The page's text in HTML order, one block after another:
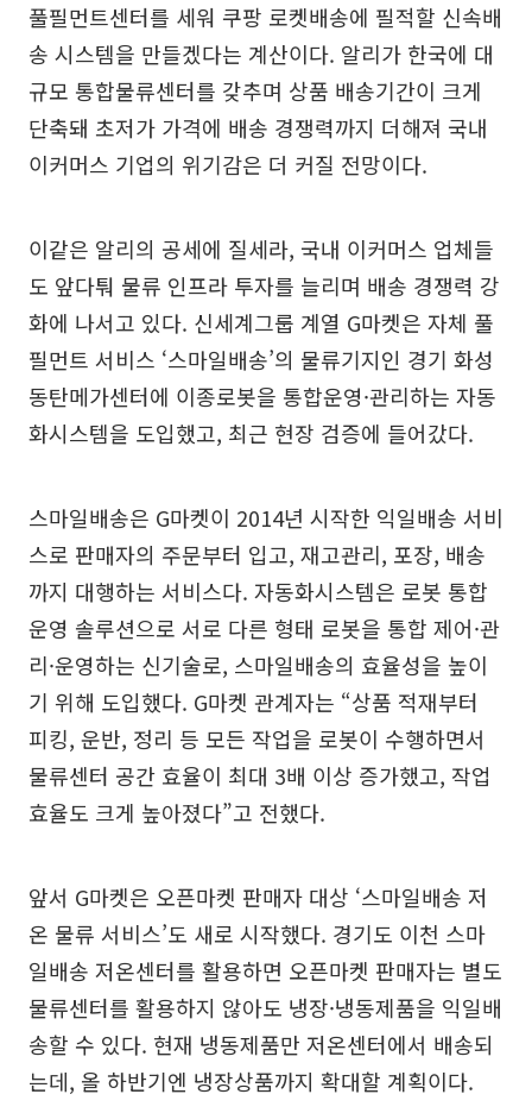
풀필먼트센터를 세워 쿠팡 로켓배송에 필적할 신속배
송 시스템을 만들겠다는 계산이다. 알리가 한국에 대
규모 통합물류센터를 갖추며 상품 배송기간이 크게
단축돼 초저가 가격에 배송 경쟁력까지 더해져 국내
이커머스 기업의 위기감은 더 커질 전망이다.
이같은 알리의 공세에 질세라, 국내 이커머스 업체들
도 앞다퉈 물류 인프라 투자를 늘리며 배송 경쟁력 강
화에 나서고 있다. 신세계그룹 계열 G마켓은 자체 풀
필먼트 서비스 ‘스마일배송’의 물류기지인 경기 화성
동탄메가센터에 이종로봇을 통합운영·관리하는 자동
화시스템을 도입했고, 최근 현장 검증에 들어갔다.
스마일배송은 G마켓이 2014년 시작한 익일배송 서비
스로 판매자의 주문부터 입고, 재고관리, 포장, 배송
까지 대행하는 서비스다. 자동화시스템은 로봇 통합
운영 솔루션으로 서로 다른 형태 로봇을 통합 제어·관
리·운영하는 신기술로, 스마일배송의 효율성을 높이
기 위해 도입했다. G마켓 관계자는 “상품 적재부터
피킹, 운반, 정리 등 모든 작업을 로봇이 수행하면서
물류센터 공간 효율이 최대 3배 이상 증가했고, 작업
효율도 크게 높아졌다”고 전했다.
앞서 G마켓은 오픈마켓 판매자 대상 ‘스마일배송 저
온 물류 서비스’도 새로 시작했다. 경기도 이천 스마
일배송 저온센터를 활용하면 오픈마켓 판매자는 별도
물류센터를 활용하지 않아도 냉장·냉동제품을 익일배
송할 수 있다. 현재 냉동제품만 저온센터에서 배송되
는데, 올 하반기엔 냉장상품까지 확대할 계획이다.